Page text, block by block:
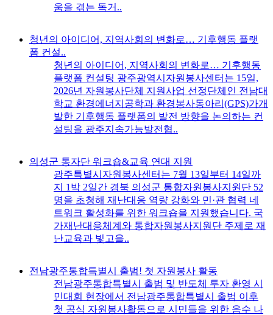
움을 겪는 독거..
청년의 아이디어, 지역사회의 변화로… 기후행동 플랫
폼 컨설..
청년의 아이디어, 지역사회의 변화로… 기후행동
플랫폼 컨설팅 광주광역시자원봉사센터는 15일,
2026년 자원봉사단체 지원사업 선정단체인 전남대
학교 환경에너지공학과 환경봉사동아리(GPS)가개
발한 기후행동 플랫폼의 발전 방향을 논의하는 컨
설팅을 광주지속가능발전협..
의성군 통자단 워크숍&교육 연대 지원
광주특별시자원봉사센터는 7월 13일부터 14일까
지 1박 2일간 경북 의성군 통합자원봉사지원단 52
명을 초청해 재난대응 역량 강화와 민·관 협력 네
트워크 활성화를 위한 워크숍을 지원했습니다. 국
가재난대응체계와 통합자원봉사지원단 주제로 재
난교육과 빛고을..
전남광주통합특별시 출범! 첫 자원봉사 활동
전남광주통합특별시 출범 및 반도체 투자 환영 시
민대회 현장에서 전남광주통합특별시 출범 이후
첫 공식 자원봉사활동으로 시민들을 위한 음수 나